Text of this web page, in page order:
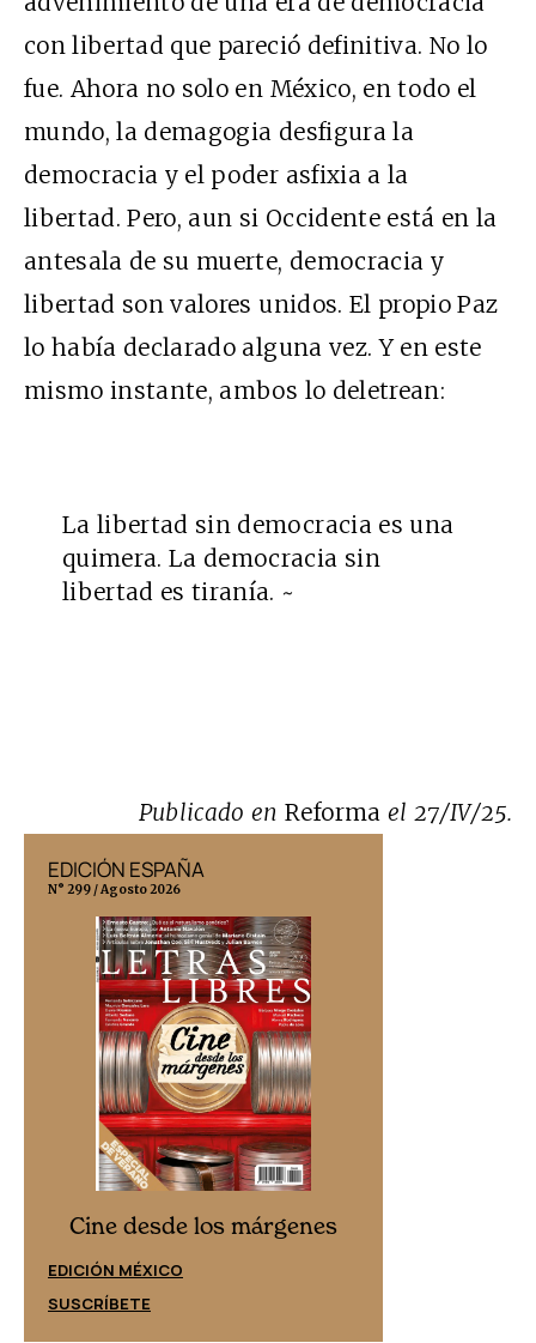
con libertad que pareció definitiva. No lo
fue. Ahora no solo en México, en todo el
mundo, la demagogia desfigura la
democracia y el poder asfixia a la
libertad. Pero, aun si Occidente está en la
antesala de su muerte, democracia y
libertad son valores unidos. El propio Paz
lo había declarado alguna vez. Y en este
mismo instante, ambos lo deletrean:
La libertad sin democracia es una
quimera. La democracia sin
libertad es tiranía. ~
Publicado enReforma el 27/IV/25.
EDICIÓN ESPAÑA
N° 299 / Agosto 2026
Cine desde los márgenes
EDICIÓN MÉXICO
SUSCRÍBETE